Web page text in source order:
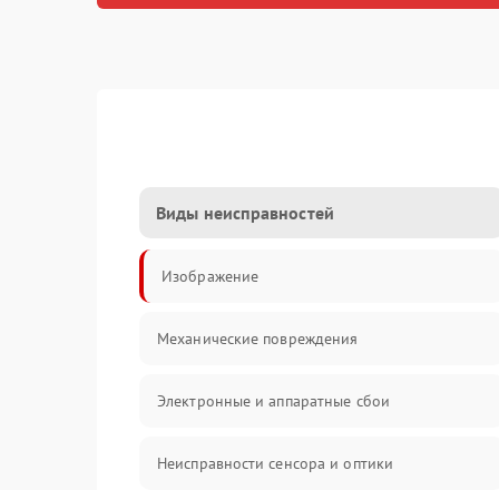
Виды неисправностей
Изображение
Механические повреждения
Электронные и аппаратные сбои
Неисправности сенсора и оптики